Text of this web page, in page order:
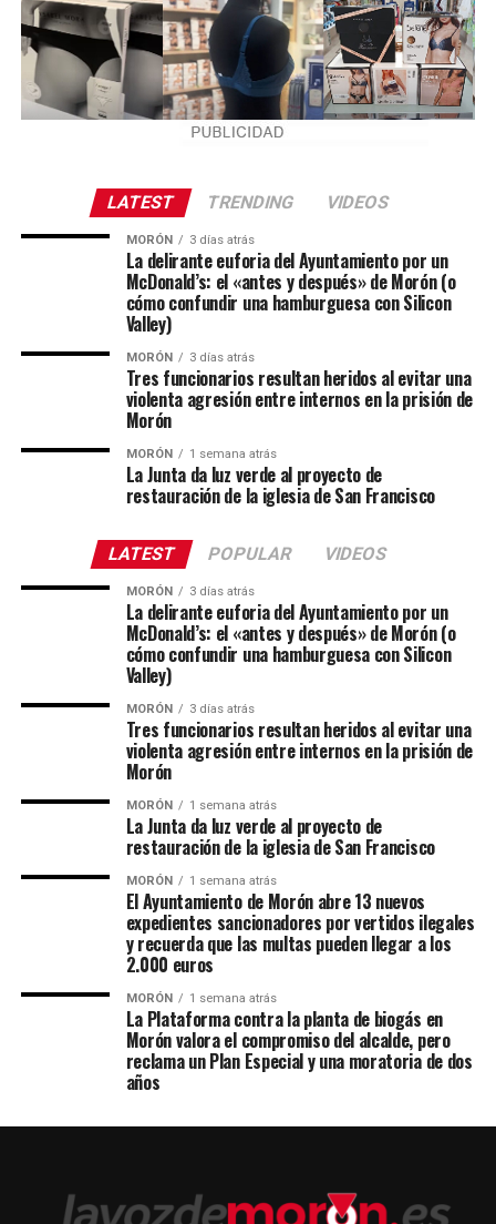
LATEST TRENDING VIDEOS
MORÓN 3 días atrás
La delirante euforia del Ayuntamiento por un
McDonald’s: el «antes y después» de Morón (o
cómo confundir una hamburguesa con Silicon
Valley)
MORÓN 3 días atrás
Tres funcionarios resultan heridos al evitar una
violenta agresión entre internos en la prisión de
Morón
MORÓN 1 semana atrás
La Junta da luz verde al proyecto de
restauración de la iglesia de San Francisco
LATEST POPULAR VIDEOS
MORÓN 3 días atrás
La delirante euforia del Ayuntamiento por un
McDonald’s: el «antes y después» de Morón (o
cómo confundir una hamburguesa con Silicon
Valley)
MORÓN 3 días atrás
Tres funcionarios resultan heridos al evitar una
violenta agresión entre internos en la prisión de
Morón
MORÓN 1 semana atrás
La Junta da luz verde al proyecto de
restauración de la iglesia de San Francisco
MORÓN 1 semana atrás
El Ayuntamiento de Morón abre 13 nuevos
expedientes sancionadores por vertidos ilegales
y recuerda que las multas pueden llegar a los
2.000 euros
MORÓN 1 semana atrás
La Plataforma contra la planta de biogás en
Morón valora el compromiso del alcalde, pero
reclama un Plan Especial y una moratoria de dos
años